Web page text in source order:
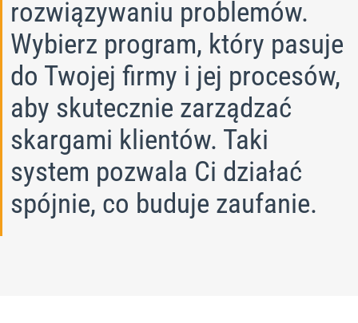
rozwiązywaniu problemów.
Wybierz program, który pasuje
do Twojej firmy i jej procesów,
aby skutecznie zarządzać
skargami klientów. Taki
system pozwala Ci działać
spójnie, co buduje zaufanie.